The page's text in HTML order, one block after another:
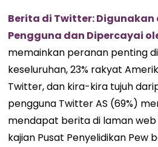
Berita di Twitter: Digunakan
Pengguna dan Dipercayai
memainkan peranan penting
keseluruhan, 23% rakyat
Twitter, dan kira-kira tujuh
pengguna Twitter AS (69%)
mendapat berita di laman
kajian Pusat Penyelidikan Pew